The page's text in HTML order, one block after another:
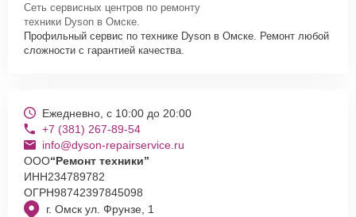
Сеть сервисных центров по ремонту
техники Dyson в Омске.
Профильный сервис по технике Dyson в Омске. Ремонт любой
сложности с гарантией качества.
г. Омск ул. Фрунзе, 1
Ежедневно, с 10:00 до 20:00
+7 (381) 267-89-54
info@dyson-repairservice.ru
ООО“Ремонт техники”
ИНН234789782
ОГРН98742397845098